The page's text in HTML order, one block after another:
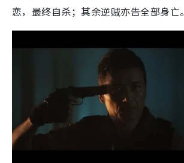
恋，最终自杀；其余逆贼亦告全部身亡。